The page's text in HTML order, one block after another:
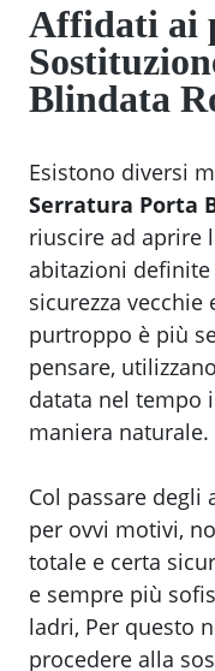
Affidati ai
Blindata
Esistono diversi
Serratura Porta
riuscire ad aprire
abitazioni
sicurezza
purtroppo è più
pensare,
datata nel tempo
maniera naturale.
Col passare degli
per ovvi motivi,
totale e certa
e sempre più
ladri, Per questo
procedere alla